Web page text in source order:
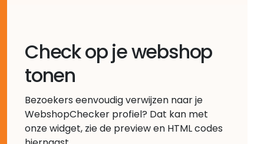
Check op je webshop
tonen
Bezoekers eenvoudig verwijzen naar je
WebshopChecker profiel? Dat kan met
onze widget, zie de preview en HTML codes